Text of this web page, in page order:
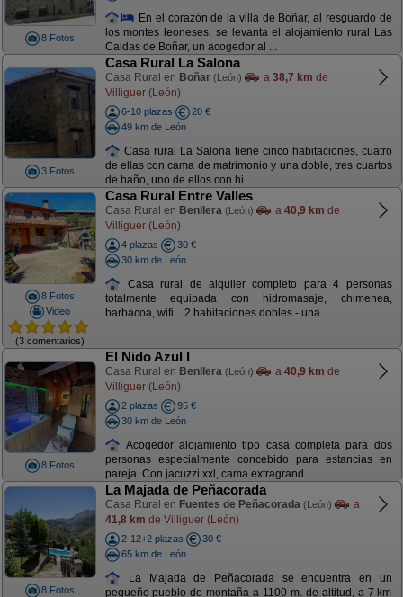
8 Fotos
En el corazón de la villa de Boñar, al resguardo de
los montes leoneses, se levanta el alojamiento rural Las
Caldas de Boñar, un acogedor al ...
3 Fotos
Casa Rural La Salona
Casa Rural en Boñar (León) a 38,7 km de
Villiguer (León)
6-10 plazas
20 €
49 km de León
Casa rural La Salona tiene cinco habitaciones, cuatro
de ellas con cama de matrimonio y una doble, tres cuartos
de baño, uno de ellos con hi ...
8 Fotos
Video
(3 comentarios)
Casa Rural Entre Valles
Casa Rural en Benllera (León) a 40,9 km de
Villiguer (León)
4 plazas
30 €
30 km de León
Casa rural de alquiler completo para 4 personas
totalmente equipada con hidromasaje, chimenea,
barbacoa, wifi... 2 habitaciones dobles - una ...
8 Fotos
El Nido Azul I
Casa Rural en Benllera (León) a 40,9 km de
Villiguer (León)
2 plazas
95 €
30 km de León
Acogedor alojamiento tipo casa completa para dos
personas especialmente concebido para estancias en
pareja. Con jacuzzi xxl, cama extragrand ...
8 Fotos
La Majada de Peñacorada
Casa Rural en Fuentes de Peñacorada (León)
a
41,8 km de Villiguer (León)
2-12+2 plazas
30 €
65 km de León
La Majada de Peñacorada se encuentra en un
pequeño pueblo de montaña a 1100 m. de altitud, a 7 km